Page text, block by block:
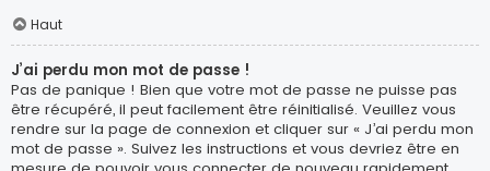
Haut
J’ai perdu mon mot de passe !
Pas de panique ! Bien que votre mot de passe ne puisse pas
être récupéré, il peut facilement être réinitialisé. Veuillez vous
rendre sur la page de connexion et cliquer sur « J’ai perdu mon
mot de passe ». Suivez les instructions et vous devriez être en